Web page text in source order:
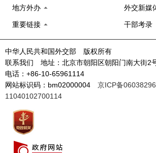
地方外办 外交新媒
重要链接 干部考录
中华人民共和国外交部 版权所有
联系我们 地址：北京市朝阳区朝阳门南大街
电话：+86-10-65961114
网站标识码：bm02000004 京ICP备
11040102700114